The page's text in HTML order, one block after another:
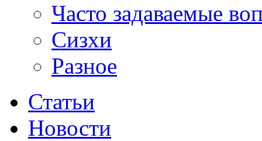
Часто задаваемые
Сизхи
Разное
Статьи
Новости